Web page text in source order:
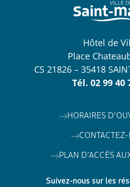
Hôtel de
Place
CS 21826 – 35418
Tél. 02 99 40
HORAIRES
CONTACTEZ-
PLAN D’ACCÈS
Suivez-nous sur les